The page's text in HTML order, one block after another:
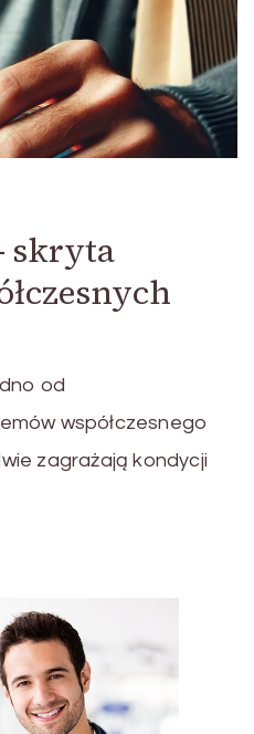
skryta
od
współczesnego
zagrażają kondycji